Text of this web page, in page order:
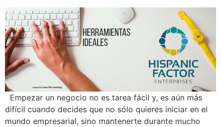
Empezar un negocio no es tarea fácil y, es aún más
difícil cuando decides que no sólo quieres iniciar en el
mundo empresarial, sino mantenerte durante mucho